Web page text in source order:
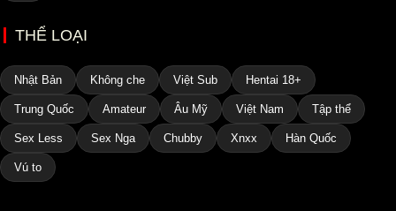
THỂ LOẠI
Nhật Bản Không che Việt Sub Hentai 18+
Trung Quốc Amateur Âu Mỹ Việt Nam Tập thể
Sex Less Sex Nga Chubby Xnxx Hàn Quốc
Vú to